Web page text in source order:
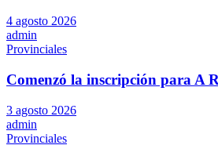
4 agosto 2026
admin
Provinciales
Comenzó la inscripción para A
3 agosto 2026
admin
Provinciales